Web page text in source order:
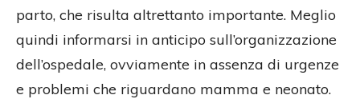
parto, che risulta altrettanto importante. Meglio
quindi informarsi in anticipo sull’organizzazione
dell’ospedale, ovviamente in assenza di urgenze
e problemi che riguardano mamma e neonato.